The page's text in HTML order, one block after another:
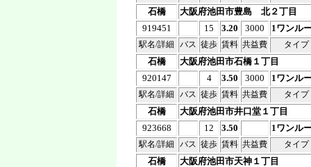
石橋
大阪府池田市豊島 北２丁目
919451
15 3.20 3000 1ワンル
駅名/詳細 バス 徒歩 賃料 共益費 タイプ
石橋
大阪府池田市石橋１丁目
920147
4 3.50 3000 1ワンル
駅名/詳細 バス 徒歩 賃料 共益費 タイプ
石橋
大阪府池田市井口堂１丁目
923668
12 3.50 1ワンル
駅名/詳細 バス 徒歩 賃料 共益費 タイプ
石橋
大阪府池田市天神１丁目